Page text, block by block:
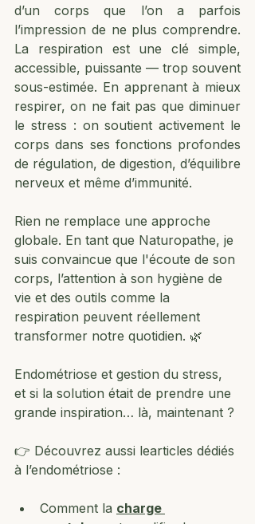
d’un corps que l’on a parfois
l’impression de ne plus comprendre.
La respiration est une clé simple,
accessible, puissante — trop souvent
sous-estimée. En apprenant à mieux
respirer, on ne fait pas que diminuer
le stress : on soutient activement le
corps dans ses fonctions profondes
de régulation, de digestion, d’équilibre
nerveux et même d’immunité.
Rien ne remplace une approche
globale. En tant que Naturopathe, je
suis convaincue que l'écoute de son
corps, l’attention à son hygiène de
vie et des outils comme la
respiration peuvent réellement
transformer notre quotidien. 🌿
Endométriose et gestion du stress,
et si la solution était de prendre une
grande inspiration… là, maintenant ?
👉 Découvrez aussi learticles dédiés
à l’endométriose :
Comment la charge